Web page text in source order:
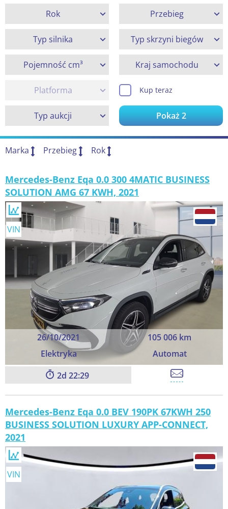
Rok Przebieg
Typ silnika Typ skrzyni biegów
Pojemność cm³ Kraj samochodu
Platforma Kup teraz
Typ aukcji Pokaż2
Marka Przebieg Rok
Mercedes-Benz Eqa 0.0 300 4MATIC BUSINESS
SOLUTION AMG 67 KWH, 2021
26/10/2021
105 006 km
Elektryka
Automat
VIN
2 22:29
Mercedes-Benz Eqa 0.0 BEV 190PK 67KWH 250
BUSINESS SOLUTION LUXURY APP-CONNECT,
2021
VIN